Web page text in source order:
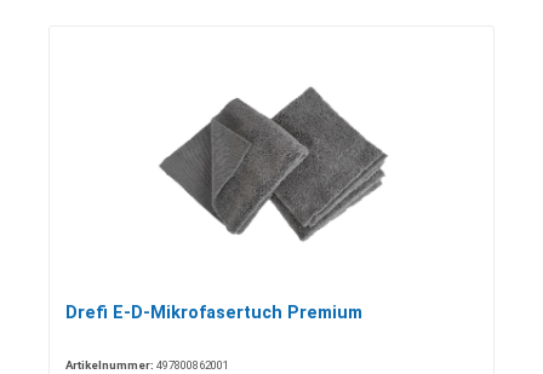
Drefi E-D-Mikrofasertuch Premium
Artikelnummer: 497800862001